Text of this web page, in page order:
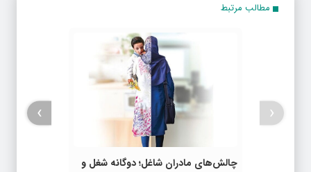
مطالب مرتبط
چالش‌های مادران شاغل؛ دوگانه شغل و
‹
›